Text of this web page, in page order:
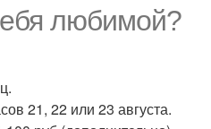
любимой?
21, 22 или 23 августа.